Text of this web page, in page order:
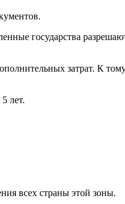
государства
затрат. К
лет.
всех страны этой зоны.